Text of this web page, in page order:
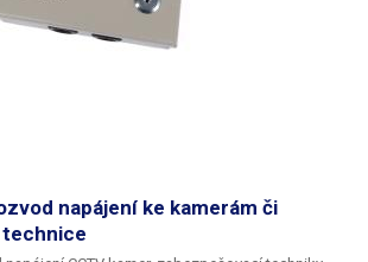
napájení ke kamerám či